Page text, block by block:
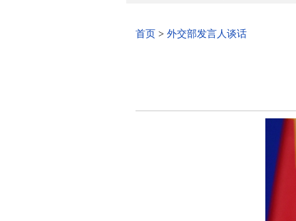
首页 > 外交部发言人谈话